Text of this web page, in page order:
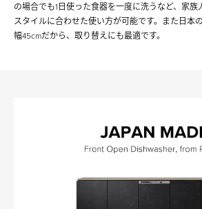
の場合でも1日使った食器を一度に洗うなど、家
スタイルに合わせた使い方が可能です。また日本
幅45cmだから、取り替えにも最適です。